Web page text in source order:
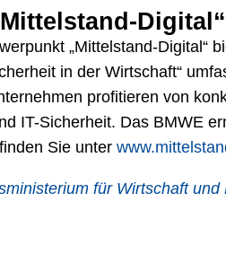
„Mittelstand-Digital“
in der Wirtschaft“
profitieren von
IT-Sicherheit. Das BMWE
Sie unter
für Wirtschaft und